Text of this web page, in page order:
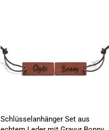
Schlüsselanhänger Set aus